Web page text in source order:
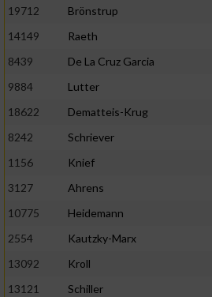
19712
Brönstrup
14149
Raeth
8439
De La Cruz Garcia
9884
Lutter
18622
Dematteis-Krug
8242
Schriever
1156
Knief
3127
Ahrens
10775
Heidemann
2554
Kautzky-Marx
13092
Kroll
13121
Schiller
personalisierter Inhalte
Analyse von Zielgruppen durch
verschiedenen Quellen
Verwendung reduzierter Daten zur